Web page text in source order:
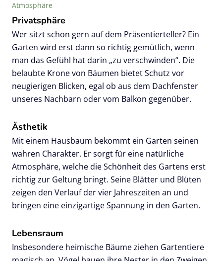
Atmosphäre
Privatsphäre
Wer sitzt schon gern auf dem Präsentierteller? Ein
Garten wird erst dann so richtig gemütlich, wenn
man das Gefühl hat darin „zu verschwinden“. Die
belaubte Krone von Bäumen bietet Schutz vor
neugierigen Blicken, egal ob aus dem Dachfenster
unseres Nachbarn oder vom Balkon gegenüber.
Ästhetik
Mit einem Hausbaum bekommt ein Garten seinen
wahren Charakter. Er sorgt für eine natürliche
Atmosphäre, welche die Schönheit des Gartens erst
richtig zur Geltung bringt. Seine Blätter und Blüten
zeigen den Verlauf der vier Jahreszeiten an und
bringen eine einzigartige Spannung in den Garten.
Lebensraum
Insbesondere heimische Bäume ziehen Gartentiere